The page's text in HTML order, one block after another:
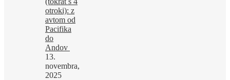
otroki): z
avtom od
Pacifika
do
Andov
13.
novembra,
2025